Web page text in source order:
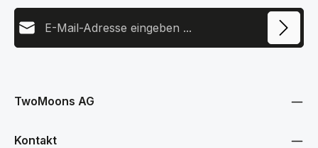
E-Mail-Adresse
genommen und die
TwoMoons AG
Kontakt